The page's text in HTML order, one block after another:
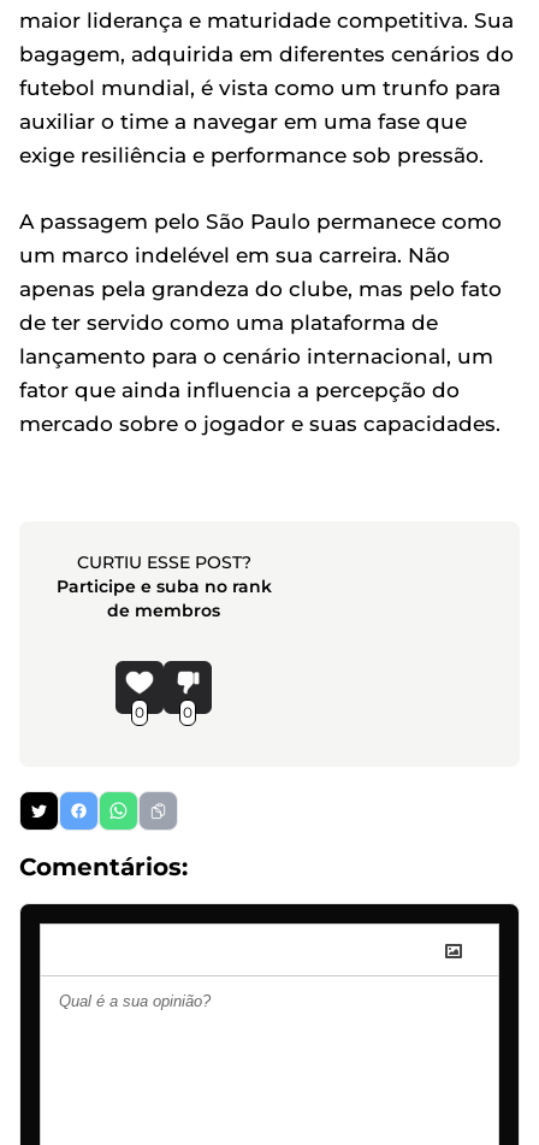
maior liderança e maturidade competitiva. Sua
bagagem, adquirida em diferentes cenários do
futebol mundial, é vista como um trunfo para
auxiliar o time a navegar em uma fase que
exige resiliência e performance sob pressão.
A passagem pelo São Paulo permanece como
um marco indelével em sua carreira. Não
apenas pela grandeza do clube, mas pelo fato
de ter servido como uma plataforma de
lançamento para o cenário internacional, um
fator que ainda influencia a percepção do
mercado sobre o jogador e suas capacidades.
CURTIU ESSE POST?
Participe e suba no rank
de membros
0 0
Comentários: